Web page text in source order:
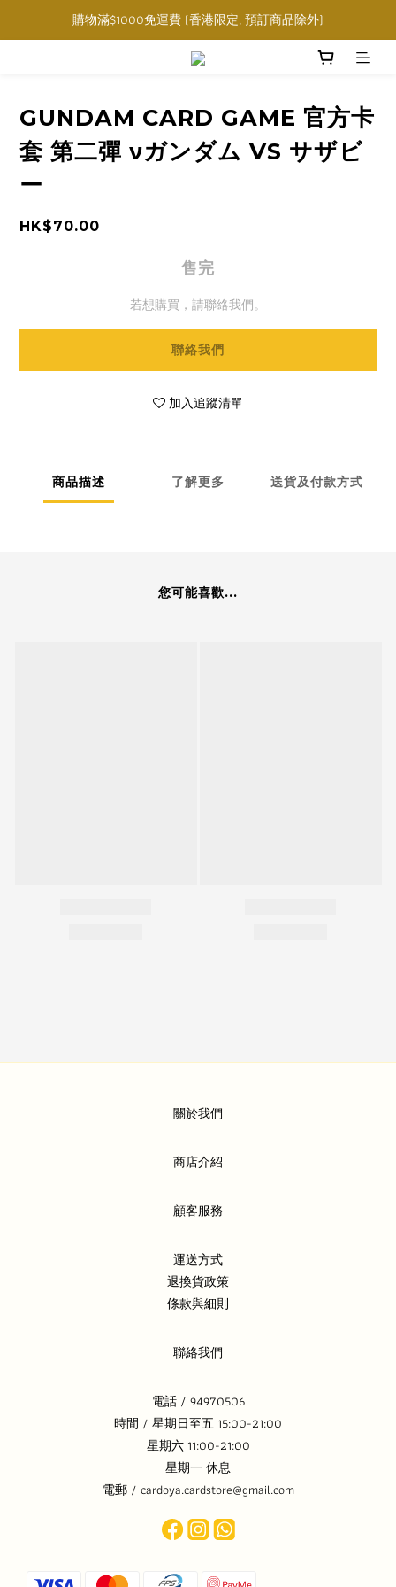
購物滿$1000免運費 (香港限定, 預訂商品除外)
購物滿$1000免運費 (香港限定, 預訂商品除外)
指定角色卡套卡盒任選三件$160
GUNDAM CARD GAME 官方卡
套 第二彈 νガンダム VS サザビ
ー
HK$70.00
售完
若想購買，請聯絡我們。
聯絡我們
加入追蹤清單
商品描述 了解更多 送貨及付款方式
您可能喜歡...
關於我們
商店介紹
顧客服務
運送方式
退換貨政策
條款與細則
聯絡我們
電話 / 94970506
時間 / 星期日至五 15:00-21:00
星期六 11:00-21:00
星期一 休息
電郵 / cardoya.cardstore@gmail.com